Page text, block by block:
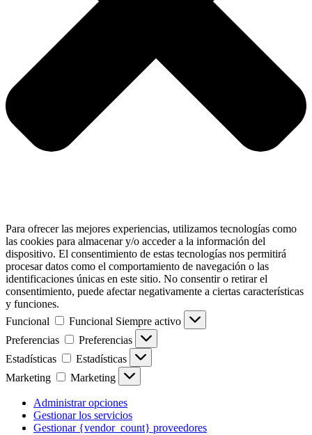
Para ofrecer las mejores experiencias, utilizamos tecnologías como
las cookies para almacenar y/o acceder a la información del
dispositivo. El consentimiento de estas tecnologías nos permitirá
procesar datos como el comportamiento de navegación o las
identificaciones únicas en este sitio. No consentir o retirar el
consentimiento, puede afectar negativamente a ciertas características
y funciones.
Funcional
Funcional Siempre activo
Preferencias
Preferencias
Estadísticas
Estadísticas
Marketing
Marketing
Administrar opciones
Gestionar los servicios
Gestionar {vendor_count} proveedores